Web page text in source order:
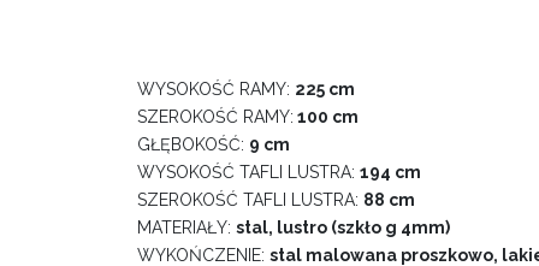
WYSOKOŚĆ RAMY: 225 cm
SZEROKOŚĆ RAMY: 100 cm
GŁĘBOKOŚĆ: 9 cm
WYSOKOŚĆ TAFLI LUSTRA: 194 cm
SZEROKOŚĆ TAFLI LUSTRA: 88 cm
MATERIAŁY: stal, lustro (szkło g 4mm)
WYKOŃCZENIE: stal malowana proszkowo,